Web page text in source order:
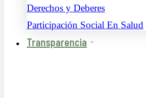
Derechos y Deberes
Participación Social En Salud
Transparencia